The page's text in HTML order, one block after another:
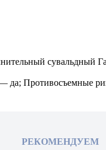
сувальдный
Противосъемные
РЕКОМЕНДУЕМ